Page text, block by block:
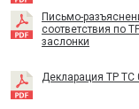
Письмо-
соответствия по
заслонки
Декларация ТР ТС